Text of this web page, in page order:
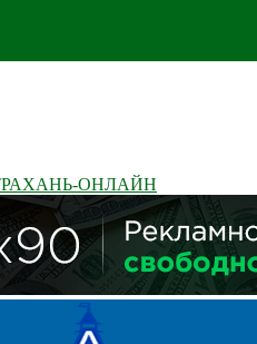
ОНЛАЙН